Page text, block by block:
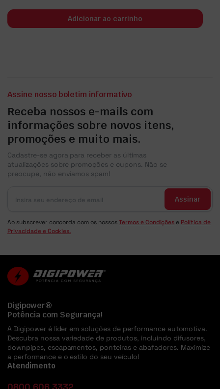
Adicionar ao carrinho
Assine nosso boletim informativo
Receba nossos e-mails com
informações sobre novos itens,
promoções e muito mais.
Cadastre-se agora para receber as últimas
atualizações sobre promoções e cupons. Não se
preocupe, não enviamos spam!
Assinar
Ao subscrever concorda com os nossosTermos e Condições e Política de
Privacidade e Cookies.
Digipower®
Potência com Segurança!
A Digipower é líder em soluções de performance automotiva.
Descubra nossa variedade de produtos, incluindo difusores,
downpipes, escapamentos, ponteiras e abafadores. Maximize
a performance e o estilo do seu veículo!
Atendimento